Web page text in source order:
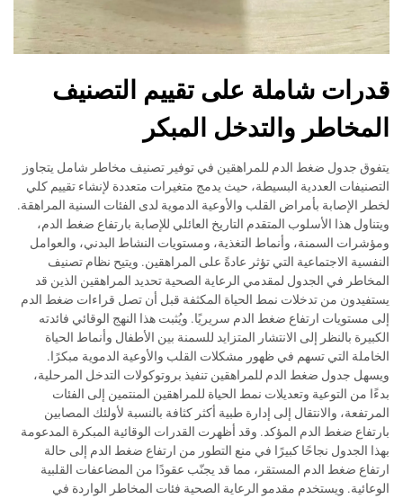
قدرات شاملة على تقييم التصنيف
المخاطر والتدخل المبكر
يتفوق جدول ضغط الدم للمراهقين في توفير تصنيف مخاطر شامل يتجاوز
التصنيفات العددية البسيطة، حيث يدمج متغيرات متعددة لإنشاء تقييم كلي
لخطر الإصابة بأمراض القلب والأوعية الدموية لدى الفئات السنية المراهقة.
ويتناول هذا الأسلوب المتقدم التاريخ العائلي للإصابة بارتفاع ضغط الدم،
ومؤشرات السمنة، وأنماط التغذية، ومستويات النشاط البدني، والعوامل
النفسية الاجتماعية التي تؤثر عادةً على المراهقين. ويتيح نظام تصنيف
المخاطر في الجدول لمقدمي الرعاية الصحية تحديد المراهقين الذين قد
يستفيدون من تدخلات نمط الحياة المكثفة قبل أن تصل قراءات ضغط الدم
إلى مستويات ارتفاع ضغط الدم سريريًا. ويُثبت هذا النهج الوقائي فائدته
الكبيرة بالنظر إلى الانتشار المتزايد للسمنة بين الأطفال وأنماط الحياة
الخاملة التي تسهم في ظهور مشكلات القلب والأوعية الدموية مبكرًا.
ويسهل جدول ضغط الدم للمراهقين تنفيذ بروتوكولات التدخل المرحلية،
بدءًا من التوعية وتعديلات نمط الحياة للمراهقين المنتمين إلى الفئات
المرتفعة، والانتقال إلى إدارة طبية أكثر كثافة بالنسبة لأولئك المصابين
بارتفاع ضغط الدم المؤكد. وقد أظهرت القدرات الوقائية المبكرة المدعومة
بهذا الجدول نجاحًا كبيرًا في منع التطور من ارتفاع ضغط الدم إلى حالة
ارتفاع ضغط الدم المستقر، مما قد يجنّب عقودًا من المضاعفات القلبية
الوعائية. ويستخدم مقدمو الرعاية الصحية فئات المخاطر الواردة في